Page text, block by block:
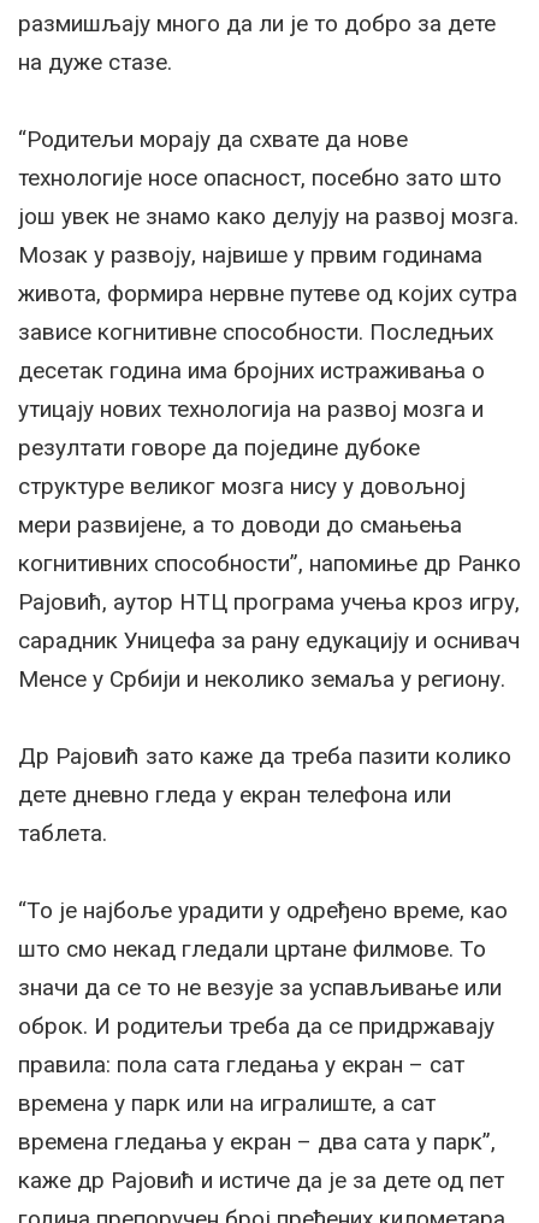
размишљају много да ли је то добро за дете
на дуже стазе.
“Родитељи морају да схвате да нове
технологије носе опасност, посебно зато што
још увек не знамо како делују на развој мозга.
Мозак у развоју, највише у првим годинама
живота, формира нервне путеве од којих сутра
зависе когнитивне способности. Последњих
десетак година има бројних истраживања о
утицају нових технологија на развој мозга и
резултати говоре да поједине дубоке
структуре великог мозга нису у довољној
мери развијене, а то доводи до смањења
когнитивних способности”, напомиње др Ранко
Рајовић, аутор НТЦ програма учења кроз игру,
сарадник Уницефа за рану едукацију и оснивач
Менсе у Србији и неколико земаља у региону.
Др Рајовић зато каже да треба пазити колико
дете дневно гледа у екран телефона или
таблета.
“То је најбоље урадити у одређено време, као
што смо некад гледали цртане филмове. То
значи да се то не везује за успављивање или
оброк. И родитељи треба да се придржавају
правила: пола сата гледања у екран – сат
времена у парк или на игралиште, а сат
времена гледања у екран – два сата у парк”,
каже др Рајовић и истиче да је за дете од пет